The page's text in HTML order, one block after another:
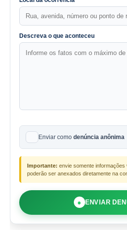
Descreva o que aconteceu
Enviar como denúncia anônima
Importante: envie somente
poderão ser anexados diretamente na
● ENVIAR